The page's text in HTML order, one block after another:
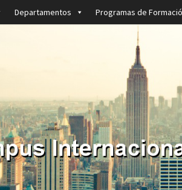
Departamentos Programas de